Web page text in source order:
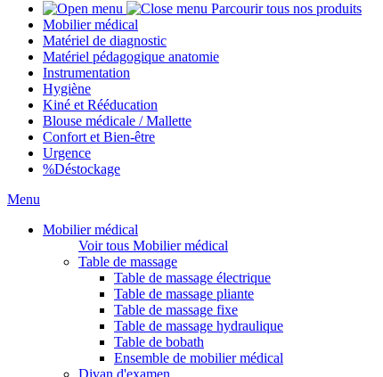
Parcourir tous nos produits
Mobilier médical
Matériel de diagnostic
Matériel pédagogique anatomie
Instrumentation
Hygiène
Kiné et Rééducation
Blouse médicale / Mallette
Confort et Bien-être
Urgence
%Déstockage
Menu
Mobilier médical
Voir tous Mobilier médical
Table de massage
Table de massage électrique
Table de massage pliante
Table de massage fixe
Table de massage hydraulique
Table de bobath
Ensemble de mobilier médical